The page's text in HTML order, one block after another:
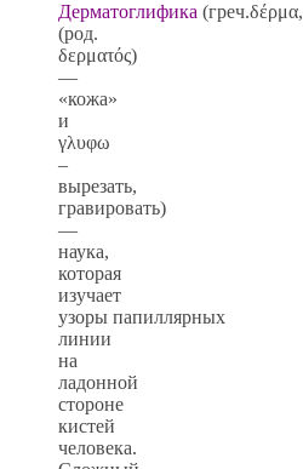
Дерматоглифика (греч.δέρμα,
(род.
δερματός)
—
«кожа»
и
γλυφω
–
вырезать,
гравировать)
—
наука,
которая
изучает
узоры папиллярных
линии
на
ладонной
стороне
кистей
человека.